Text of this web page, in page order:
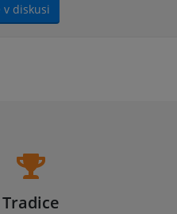
v diskusi
Tradice